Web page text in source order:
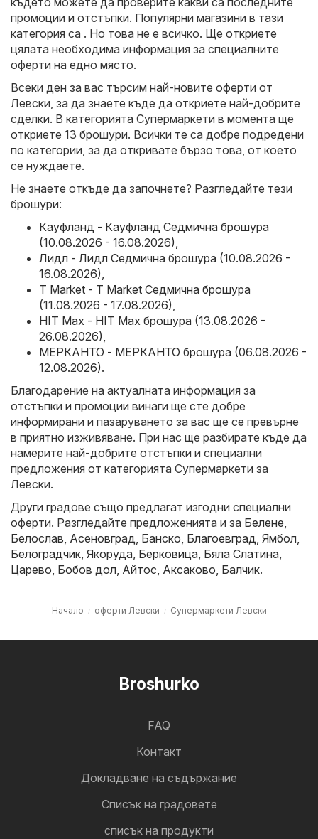
промоции и отстъпки. Популярни магазини в тази
категория са . Но това не е всичко. Ще откриете
цялата необходима информация за специалните
оферти на едно място.
Всеки ден за вас търсим най-новите оферти от
Левски, за да знаете къде да откриете най-добрите
сделки. В категорията Супермаркети в момента ще
откриете 13 брошури. Всички те са добре подредени
по категории, за да откривате бързо това, от което
се нуждаете.
Не знаете откъде да започнете? Разгледайте тези
брошури:
Кауфланд - Кауфланд Седмична брошура
(10.08.2026 - 16.08.2026),
Лидл - Лидл Седмична брошура (10.08.2026 -
16.08.2026),
T Market - T Market Седмична брошура
(11.08.2026 - 17.08.2026),
HIT Max - HIT Max брошура (13.08.2026 -
26.08.2026),
МЕРКАНТО - МЕРКАНТО брошура (06.08.2026 -
12.08.2026).
Благодарение на актуалната информация за
отстъпки и промоции винаги ще сте добре
информирани и пазаруването за вас ще се превърне
в приятно изживяване. При нас ще разбирате къде да
намерите най-добрите отстъпки и специални
предложения от категорията Супермаркети за
Левски.
Други градове също предлагат изгодни специални
оферти. Разгледайте предложенията и за Белене,
Белослав, Асеновград, Банско, Благоевград, Ямбол,
Белоградчик, Якоруда, Берковица, Бяла Слатина,
Царево, Бобов дол, Айтос, Аксаково, Балчик.
Начало оферти Левски Супермаркети Левски
Broshurko
FAQ
Контакт
Докладване на съдържание
Cписък на градовете
списък на продукти